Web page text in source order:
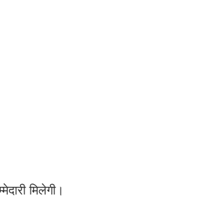
मिलेगी।